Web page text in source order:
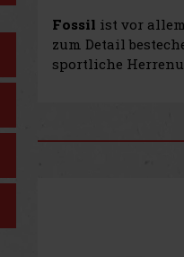
Fossil ist vor
zum Detail
sportliche